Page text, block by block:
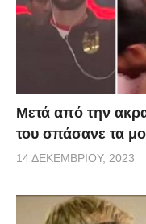
Μετά από την
του σπάσανε τα
14 ΔΕΚΕΜΒΡΊΟΥ, 2023